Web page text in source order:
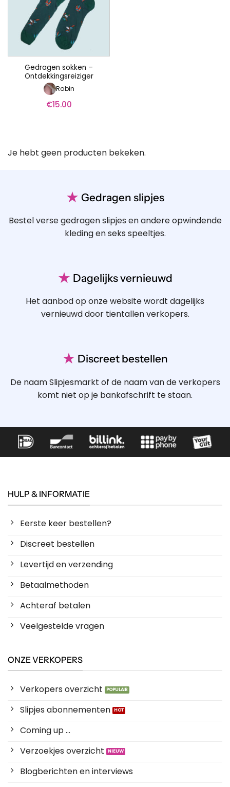
Gedragen sokken –
Ontdekkingsreiziger
Robin
€15.00
Je hebt geen producten bekeken.
★ Gedragen slipjes
Bestel verse gedragen slipjes en andere opwindende
kleding en seks speeltjes.
★ Dagelijks vernieuwd
Het aanbod op onze website wordt dagelijks
vernieuwd door tientallen verkopers.
★ Discreet bestellen
De naam Slipjesmarkt of de naam van de verkopers
komt niet op je bankafschrift te staan.
HULP & INFORMATIE
Eerste keer bestellen?
Discreet bestellen
Levertijd en verzending
Betaalmethoden
Achteraf betalen
Veelgestelde vragen
ONZE VERKOPERS
Verkopers overzicht
Slipjes abonnementen
Coming up ...
Verzoekjes overzicht
Blogberichten en interviews